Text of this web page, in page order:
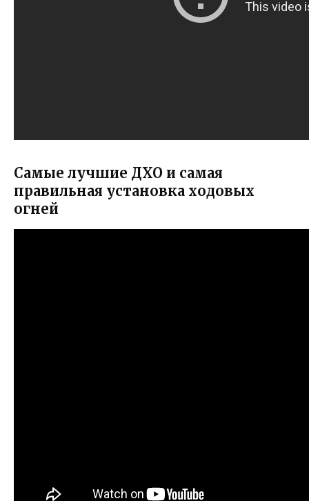
Самые лучшие ДХО и самая
правильная установка ходовых
огней